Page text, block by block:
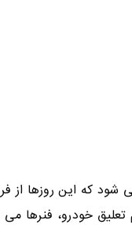
که این روزها از
خودرو، فنرها می